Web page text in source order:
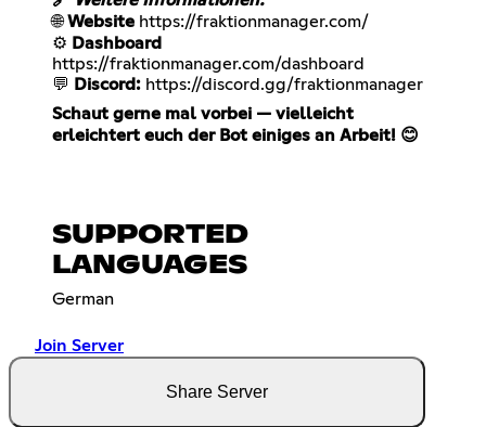
🌐Website https://fraktionmanager.com/
⚙️ Dashboard
https://fraktionmanager.com/dashboard
💬
Discord: https://discord.gg/fraktionmanager
Schaut gerne mal vorbei — vielleicht
erleichtert euch der Bot einiges an Arbeit! 😊
SUPPORTED
LANGUAGES
German
Join Server
Share Server